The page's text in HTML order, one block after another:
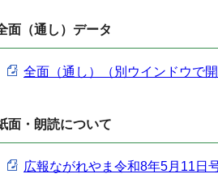
面（通し）データ
全面（通し）（別ウインドウで
面・朗読について
広報ながれやま令和8年5月11日